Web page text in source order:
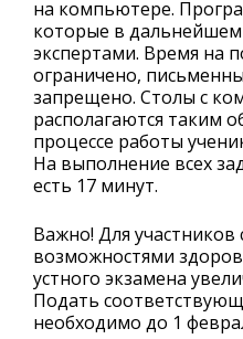
на компьютере.
которые в
экспертами. Время на
ограничено,
запрещено. Столы с
располагаются таким
процессе работы
На выполнение всех
есть 17 минут.
Важно! Для
возможностями
устного экзамена
Подать
необходимо до 1